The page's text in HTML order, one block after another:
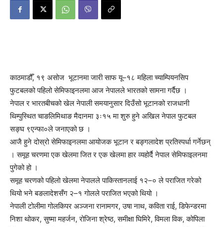
काठमाडौँ, १९ असोज भूटानमा जारी साफ यू–१८ महिला च्याम्पियनसिप
फुटबलको पहिलो सेमिफाइनलमा आज नेपालले भारतको सामना गर्दैछ ।
नेपाल र भारतबीचको खेल नेपाली समयानुसार दिउँसो भूटानको राजधानी
थिम्पुस्थित चाङलिमिथाङ मैदानमा ३ः१५ मा शुरु हुने अखिल नेपाल फुटबल
सङ्घ ९एन्फा०ले जनाएको छ ।
आजै हुने दोस्रो सेमिफाइनलमा आयोजक भूटान र बङ्गलादेश प्रतिस्पर्धा गर्नेछन्
। समूह चरणमा एक खेलमा जित र एक खेलमा हार व्यहोर्दै नेपाल सेमिफाइलनमा
पुगेको हो ।
समूह चरणको पहिलो खेलमा नेपालले पाकिस्तानलाई १२–० ले पराजित गरेको
थियो भने बङलादेशसँग २–१ गोलले पराजित भएको थियो ।
नेपाली टोलीमा गोलकिपर अञ्जना रानामगर, उषा नाथ, कविता राई, डिफेन्डरमा
निशा थोकर, सुष्मा महर्जन, रोजिना श्रेष्ठ, समीक्षा घिमिरे, विमला विक, कोपिला